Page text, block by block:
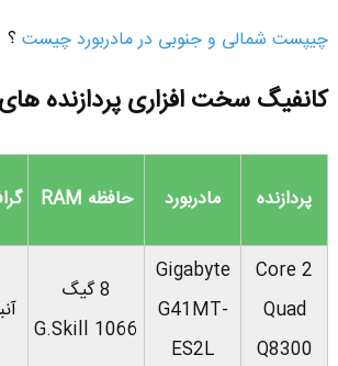
چیپست شمالی و جنوبی در مادربورد چیست ؟
کانفیگ سخت افزاری پردازنده
پردازنده مادربورد حافظه RAM
Core 2
Quad
Q8300
Gigabyte
G41MT-
ES2L
8 گیگ
G.Skill 1066